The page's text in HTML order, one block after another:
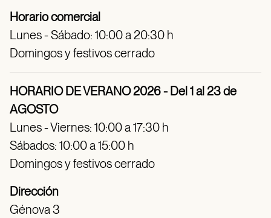
Horario comercial
Lunes - Sábado: 10:00 a 20:30 h
Domingos y festivos cerrado
HORARIO DE VERANO 2026 - Del 1 al 23 de
AGOSTO
Lunes - Viernes: 10:00 a 17:30 h
Sábados: 10:00 a 15:00 h
Domingos y festivos cerrado
Dirección
Génova 3